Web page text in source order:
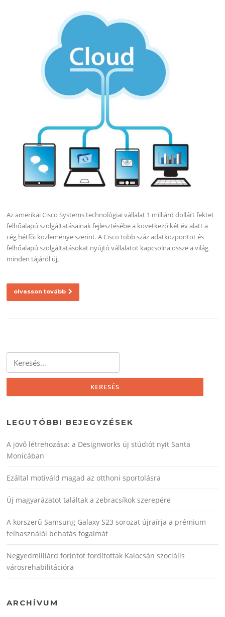
Az amerikai Cisco Systems technológiai vállalat 1 milliárd dollárt fektet
felhőalapú szolgáltatásainak fejlesztésébe a következő két év alatt a
cég hétfői közleménye szerint. A Cisco több száz adatközpontot és
felhőalapú szolgáltatásokat nyújtó vállalatot kapcsolna össze a világ
minden tájáról új,
olvasson tovább
LEGUTÓBBI BEJEGYZÉSEK
A jövő létrehozása: a Designworks új stúdiót nyit Santa
Monicában
Ezáltal motiváld magad az otthoni sportolásra
Új magyarázatot találtak a zebracsíkok szerepére
A korszerű Samsung Galaxy S23 sorozat újraírja a prémium
felhasználói behatás fogalmát
Negyedmilliárd forintot fordítottak Kalocsán szociális
városrehabilitációra
ARCHÍVUM